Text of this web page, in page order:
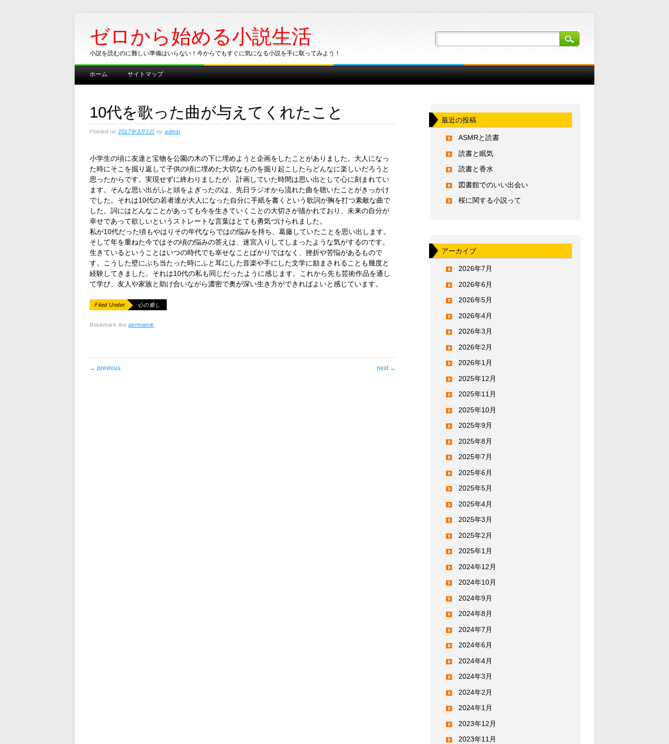
ゼロから始める小説生活
小説を読むのに難しい準備はいらない！今からでもすぐに気になる小説を手に取ってみよう！
Main menu
Skip
ホーム サイトマップ
10代を歌った曲が与えてくれたこと
Posted on2017年3月1日 byadmin
小学生の頃に友達と宝物を公園の木の下に埋めようと企画をしたことがありました。大人になっ
た時にそこを掘り返して子供の頃に埋めた大切なものを掘り起こしたらどんなに楽しいだろうと
思ったからです。実現せずに終わりましたが、計画していた時間は思い出として心に刻まれてい
ます。そんな思い出がふと頭をよぎったのは、先日ラジオから流れた曲を聴いたことがきっかけ
でした。それは10代の若者達が大人になった自分に手紙を書くという歌詞が胸を打つ素敵な曲で
した。詞にはどんなことがあっても今を生きていくことの大切さが描かれており、未来の自分が
幸せであって欲しいというストレートな言葉はとても勇気づけられました。
私が10代だった頃もやはりその年代ならではの悩みを持ち、葛藤していたことを思い出します。
そして年を重ねた今ではその頃の悩みの答えは、迷宮入りしてしまったような気がするのです。
生きているということはいつの時代でも幸せなことばかりではなく、挫折や苦悩があるもので
す。こうした壁にぶち当たった時にふと耳にした音楽や手にした文学に励まされることも幾度と
経験してきました。それは10代の私も同じだったように感じます。これから先も芸術作品を通し
て学び、友人や家族と助け合いながら濃密で奥が深い生き方ができればよいと感じています。
Filed Under 心の癒し
Bookmark the permalink
post navigation
← previous next →
最近の投稿
ASMRと読書
読書と眠気
読書と香水
図書館でのいい出会い
桜に関する小説って
アーカイブ
2026年7月
2026年6月
2026年5月
2026年4月
2026年3月
2026年2月
2026年1月
2025年12月
2025年11月
2025年10月
2025年9月
2025年8月
2025年7月
2025年6月
2025年5月
2025年4月
2025年3月
2025年2月
2025年1月
2024年12月
2024年10月
2024年9月
2024年8月
2024年7月
2024年6月
2024年4月
2024年3月
2024年2月
2024年1月
2023年12月
2023年11月